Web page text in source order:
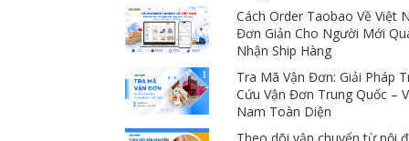
Cách Order Taobao Về Việt
Đơn Giản Cho Người Mới
Nhận Ship Hàng
Tra Mã Vận Đơn: Giải Pháp
Cứu Vận Đơn Trung Quốc –
Nam Toàn Diện